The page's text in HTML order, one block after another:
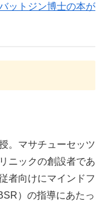
ットジン博士の本が
。マサチューセッツ
ニックの創設者であ
者向けにマインドフ
）の指導にあたっ